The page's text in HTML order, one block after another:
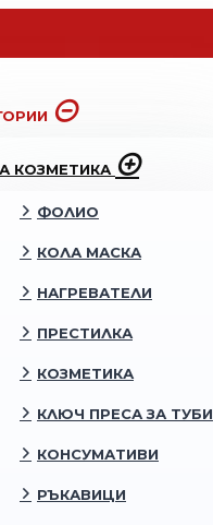
КОЗМЕТИКА
ФОЛИО
КОЛА МАСКА
НАГРЕВАТЕЛИ
ПРЕСТИЛКА
КОЗМЕТИКА
КЛЮЧ ПРЕСА ЗА ТУБИ
КОНСУМАТИВИ
РЪКАВИЦИ